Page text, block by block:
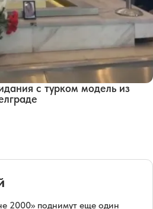
с турком модель из
2000» поднимут еще один